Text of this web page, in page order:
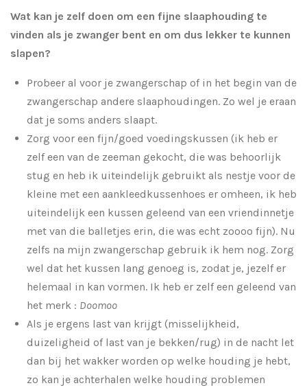
Wat kan je zelf doen om een fijne slaaphouding te
vinden als je zwanger bent en om dus lekker te kunnen
slapen?
Probeer al voor je zwangerschap of in het begin van de
zwangerschap andere slaaphoudingen. Zo wel je eraan
dat je soms anders slaapt.
Zorg voor een fijn/goed voedingskussen (ik heb er
zelf een van de zeeman gekocht, die was behoorlijk
stug en heb ik uiteindelijk gebruikt als nestje voor de
kleine met een aankleedkussenhoes er omheen, ik heb
uiteindelijk een kussen geleend van een vriendinnetje
met van die balletjes erin, die was echt zoooo fijn). Nu
zelfs na mijn zwangerschap gebruik ik hem nog. Zorg
wel dat het kussen lang genoeg is, zodat je, jezelf er
helemaal in kan vormen. Ik heb er zelf een geleend van
het merk : Doomoo
Als je ergens last van krijgt (misselijkheid,
duizeligheid of last van je bekken/rug) in de nacht let
dan bij het wakker worden op welke houding je hebt,
zo kan je achterhalen welke houding problemen